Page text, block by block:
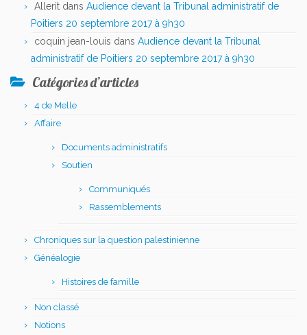
Allerit dans Audience devant la Tribunal administratif de
Poitiers 20 septembre 2017 à 9h30
coquin jean-louis dans Audience devant la Tribunal
administratif de Poitiers 20 septembre 2017 à 9h30
Catégories d’articles
4 de Melle
Affaire
Documents administratifs
Soutien
Communiqués
Rassemblements
Chroniques sur la question palestinienne
Généalogie
Histoires de famille
Non classé
Notions